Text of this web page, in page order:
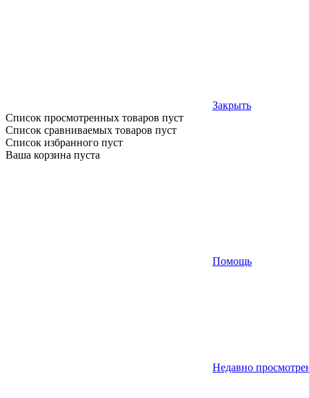
Закрыть
Список просмотренных товаров пуст
Список сравниваемых товаров пуст
Список избранного пуст
Ваша корзина пуста
Помощь
Недавно